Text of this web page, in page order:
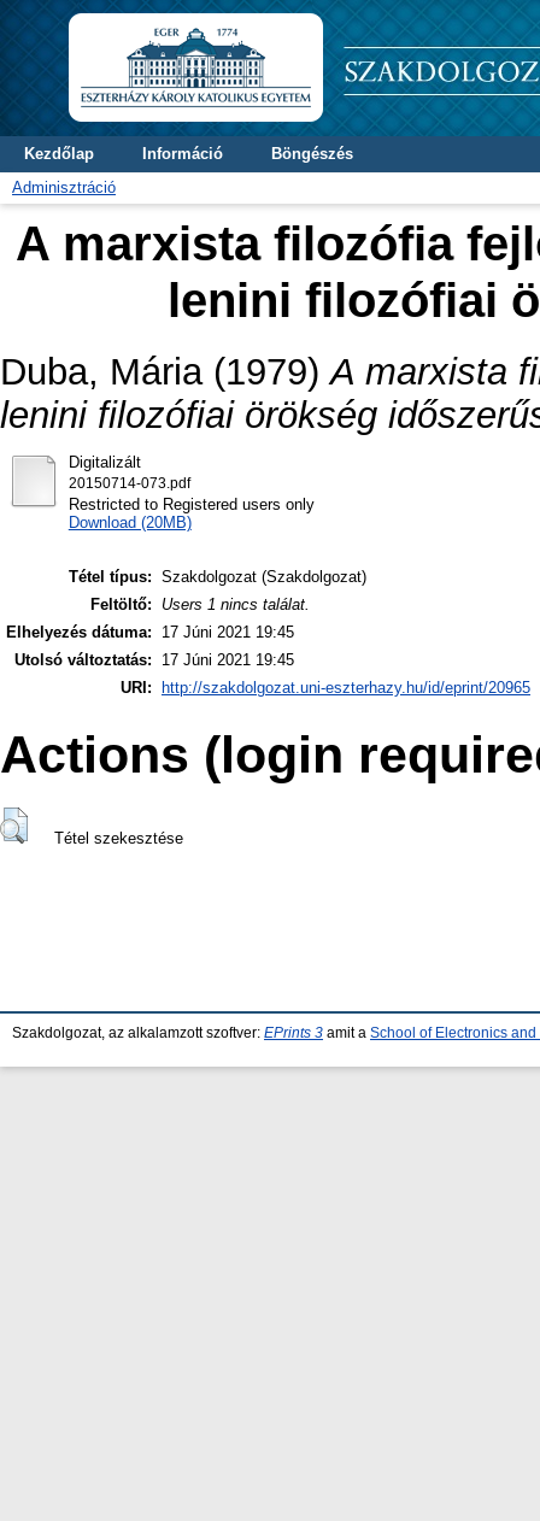
Kezdőlap Információ
Böngészés
Adminisztráció
A marxista filozófia
lenini filozófiai
Duba, Mária(1979)A marxista
lenini filozófiai örökség
Digitalizált
20150714-073.pdf
Restricted to Registered users only
Download (20MB)
Tétel típus: Szakdolgozat (Szakdolgozat)
Feltöltő:
Users 1 nincs találat.
Elhelyezés dátuma:
17 Júni 2021 19:45
Utolsó változtatás:
17 Júni 2021 19:45
URI:
http://szakdolgozat.uni-eszterhazy.hu/id/eprint/20965
Actions (login
Tétel szekesztése
Szakdolgozat, az alkalamzott szoftver: EPrints 3 amit a School of Electronics